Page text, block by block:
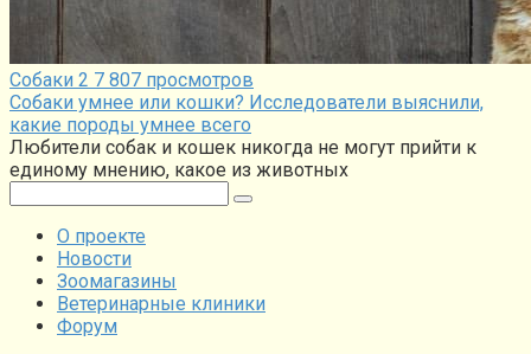
Собаки 2 7 807 просмотров
Собаки умнее или кошки? Исследователи выяснили,
какие породы умнее всего
Любители собак и кошек никогда не могут прийти к
единому мнению, какое из животных
О проекте
Новости
Зоомагазины
Ветеринарные клиники
Форум